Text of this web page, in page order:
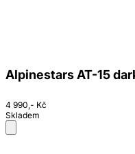
Alpinestars AT-15
4 990,- Kč
Skladem